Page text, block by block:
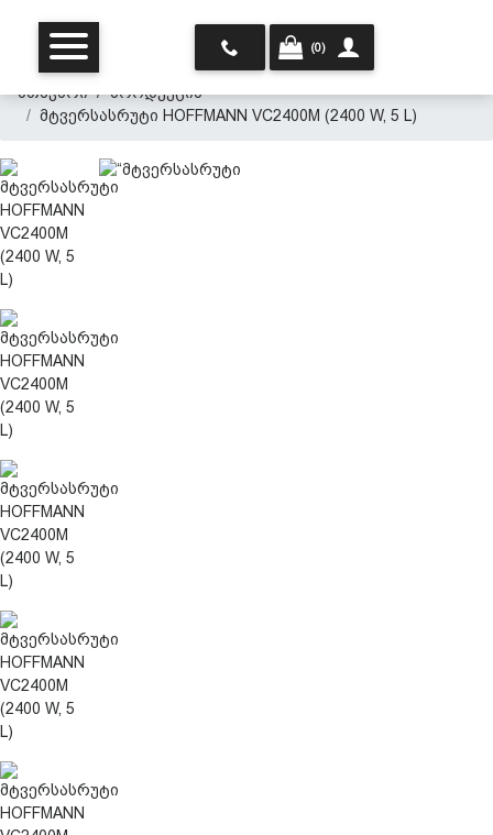
ჩვენ შესახებ
პროდუქცია
პერსონალურ მონაცემთა
დაცვის პოლიტიკა
საკონტაქტო ინფორმაცია
დაბრუნება და გადაცვლის
(0)
მთავარი
პროდუქცია
მტვერსასრუტი HOFFMANN VC2400M (2400 W, 5 L)